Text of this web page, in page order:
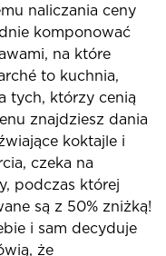
naliczania ceny
komponować
na które
to kuchnia,
tych, którzy cenią
znajdziesz dania
koktajle i
czeka na
podczas której
są z 50% zniżką!
i sam decyduje
że